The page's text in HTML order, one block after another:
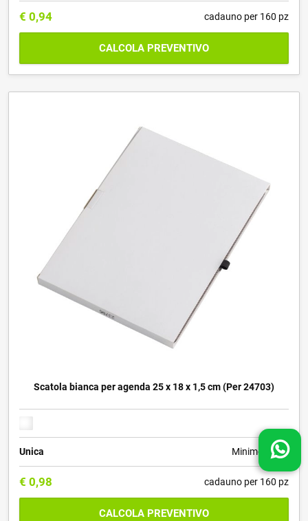
€ 0,94 cadauno per 160 pz
CALCOLA PREVENTIVO
Scatola bianca per agenda 25 x 18 x 1,5 cm (Per 24703)
Unica Minimo 20 pz
€ 0,98 cadauno per 160 pz
CALCOLA PREVENTIVO